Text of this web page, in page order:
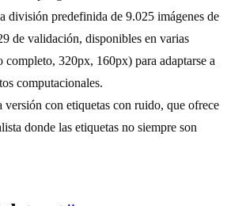
división predefinida de 9.025 imágenes de
de validación, disponibles en varias
completo, 320px, 160px) para adaptarse a
computacionales.
versión con etiquetas con ruido, que ofrece
donde las etiquetas no siempre son